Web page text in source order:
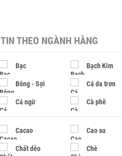
TIN THEO NGÀNH HÀNG
Bạc Bạch Kim
Bông - Sợi Cá da trơn
Cá ngừ Cà phê
Cacao Cao su
Chất dẻo Chè